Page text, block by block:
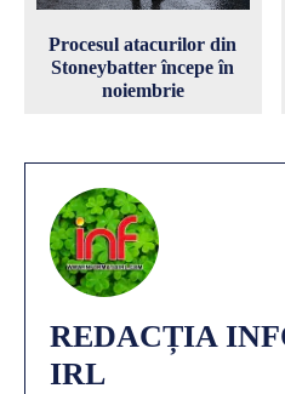
Procesul atacurilor din
Stoneybatter începe în
noiembrie
REDACȚIA
IRL